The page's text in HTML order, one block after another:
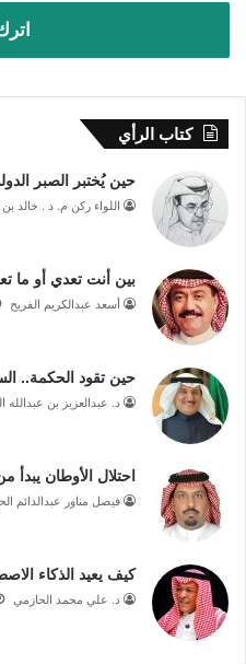
كتاب الرأي
حين يُختبر الصبر
اللواء ركن م. د . خالد
بين أنت تعدي أو ما
أسعد عبدالكريم الفريح
حين تقود الحكمة..
د. عبدالعزيز بن عبدالله
احتلال الأوطان يبدأ
فيصل مناور عبدالدائم
كيف يعيد الذكاء
د. علي محمد الحازمي